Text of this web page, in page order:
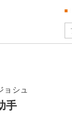
ョシュ
手